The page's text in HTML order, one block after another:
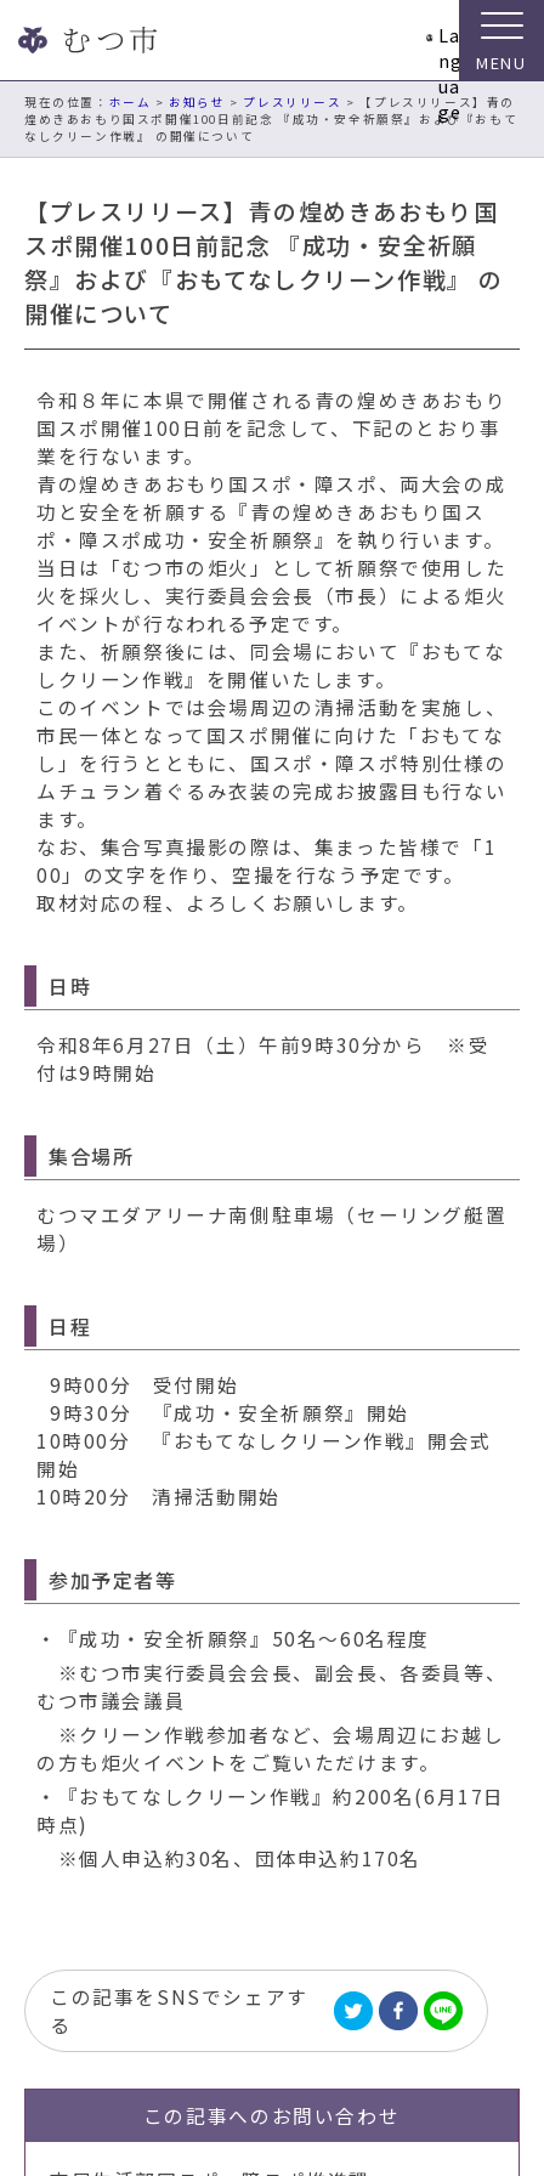
ビ
ョ
La
ng
ua
ge
現在の位置： ホーム > お知らせ > プレスリリース > 【プレスリリース】青の
煌めきあおもり国スポ開催100日前記念 『成功・安全祈願祭』および『おもて
なしクリーン作戦』 の開催について
【プレスリリース】青の煌めきあおもり国
スポ開催100日前記念 『成功・安全祈願
祭』および『おもてなしクリーン作戦』 の
開催について
令和８年に本県で開催される青の煌めきあおもり
国スポ開催100日前を記念して、下記のとおり事
業を行ないます。
青の煌めきあおもり国スポ・障スポ、両大会の成
功と安全を祈願する『青の煌めきあおもり国ス
ポ・障スポ成功・安全祈願祭』を執り行います。
当日は「むつ市の炬火」として祈願祭で使用した
火を採火し、実行委員会会長（市長）による炬火
イベントが行なわれる予定です。
また、祈願祭後には、同会場において『おもてな
しクリーン作戦』を開催いたします。
このイベントでは会場周辺の清掃活動を実施し、
市民一体となって国スポ開催に向けた「おもてな
し」を行うとともに、国スポ・障スポ特別仕様の
ムチュラン着ぐるみ衣装の完成お披露目も行ない
ます。
なお、集合写真撮影の際は、集まった皆様で「1
00」の文字を作り、空撮を行なう予定です。
取材対応の程、よろしくお願いします。
日時
令和8年6月27日（土）午前9時30分から ※受
付は9時開始
集合場所
むつマエダアリーナ南側駐車場（セーリング艇置
場）
日程
9時00分 受付開始
9時30分 『成功・安全祈願祭』開始
10時00分 『おもてなしクリーン作戦』開会式
開始
10時20分 清掃活動開始
参加予定者等
・『成功・安全祈願祭』50名～60名程度
※むつ市実行委員会会長、副会長、各委員等、
むつ市議会議員
※クリーン作戦参加者など、会場周辺にお越し
の方も炬火イベントをご覧いただけます。
・『おもてなしクリーン作戦』約200名(6月17日
時点)
※個人申込約30名、団体申込約170名
この記事をSNSでシェアす
る
この記事への お問い合わせ